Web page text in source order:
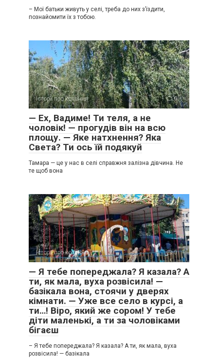
– Мої батьки живуть у селі, треба до них з’їздити,
познайомити їх з тобою.
Історії про кохання 0
— Ех, Вадиме! Ти теля, а не
чоловік! — прогудів він на всю
площу. — Яке натхнення? Яка
Света? Ти ось їй подякуй
Тамара — це у нас в селі справжня залізна дівчина. Не
те щоб вона
Історії про кохання 0
— Я тебе попереджала? Я казала? А
ти, як мала, вуха розвісила! —
базікала вона, стоячи у дверях
кімнати. — Уже все село в курсі, а
ти…! Віро, який же сором! У тебе
діти маленькі, а ти за чоловіками
бігаєш
– Я тебе попереджала? Я казала? А ти, як мала, вуха
розвісила! — базікала